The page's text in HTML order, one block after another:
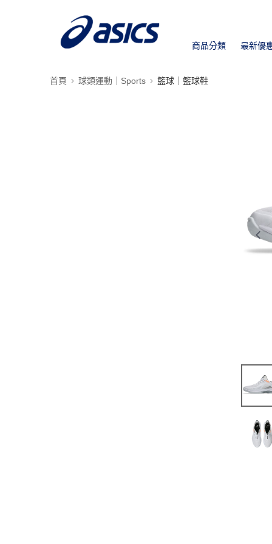
商品分類 最新優
首頁 球類運動｜Sports 籃球｜籃球鞋